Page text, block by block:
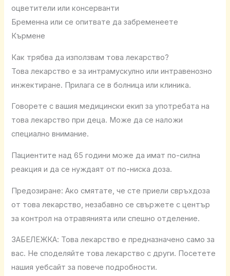
оцветители или консерванти
Бременна или се опитвате да забременеете
Кърмене
Как трябва да използвам това лекарство?
Това лекарство е за интрамускулно или интравенозно
инжектиране. Прилага се в болница или клиника.
Говорете с вашия медицински екип за употребата на
това лекарство при деца. Може да се наложи
специално внимание.
Пациентите над 65 години може да имат по-силна
реакция и да се нуждаят от по-ниска доза.
Предозиране: Ако смятате, че сте приели свръхдоза
от това лекарство, незабавно се свържете с център
за контрол на отравянията или спешно отделение.
ЗАБЕЛЕЖКА: Това лекарство е предназначено само за
вас. Не споделяйте това лекарство с други. Посетете
нашия уебсайт за повече подробности.